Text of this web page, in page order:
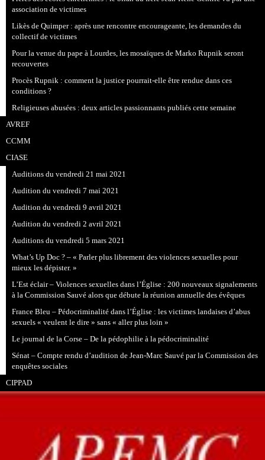
association de victimes
Likès de Quimper : après une rencontre encourageante, les demandes du
collectif de victimes
Pour la venue du pape à Lourdes, les mosaïques de Marko Rupnik seront
recouvertes
Procès Rupnik : comment la justice pourrait-elle être rendue dans ces
conditions ?
Religieuses abusées : deux articles passionnants publiés cette semaine
AVREF
CCMM
CIASE
Auditions du vendredi 21 mai 2021
Audition du vendredi 7 mai 2021
Audition du vendredi 9 avril 2021
Audition du vendredi 2 avril 2021
Auditions du vendredi 5 mars 2021
What’s Up Doc ? – « Parler plus librement des violences sexuelles pour
mieux les dépister. »
L’Est éclair – Violences sexuelles dans l’Église : 200 nouveaux signalements
à la Commission Sauvé alors que débute la réunion annuelle des évêques
France Bleu – Pédocriminalité dans l’Église : les victimes landaises d’abus
sexuels « veulent le dire » sans « aller plus loin »
Le journal de la Corse – De la pédophilie à la pédocriminalité
Sénat – Compte rendu d’audition de Jean-Marc Sauvé par la Commission des
enquêtes sociales
CIPPAD